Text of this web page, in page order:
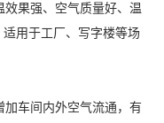
果强、空气质量好、温
用于工厂、写字楼等场
车间内外空气流通，有